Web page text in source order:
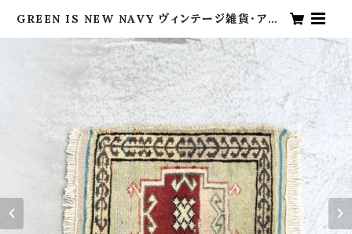
GREEN IS NEW NAVY ヴィンテージ雑貨・アン
ー